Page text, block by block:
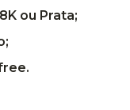
ou Prata;